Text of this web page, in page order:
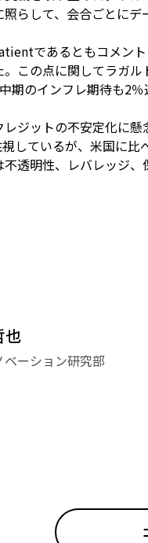
らして、会合ごとに
であるともコメン
。この点に関してラガ
期のインフレ期待も2
ジットの不安定化に
しているが、米国に
透明性、レバレッジ
也
ベーション研究部